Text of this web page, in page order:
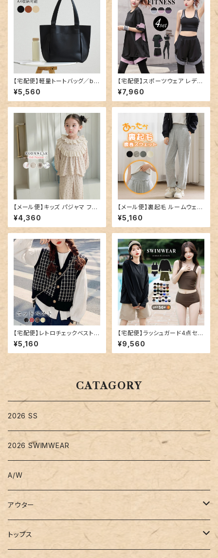
【宅配便】軽量トートバッグ／ba
g282
¥5,560
【宅配便】スポーツウェア レディ
ース 上下4点セット トレーニン
グウェア ランニングウェア／fitn
ess001
¥7,960
【メール便】キッズ パジャマ フリ
ル 長袖 女の子／roomwear2
62
¥4,360
【メール便】裏起毛 ルームウェア
腹巻 パンツ レディース／room
wear259
¥5,160
【宅配便】レトロチェックベスト／
tops1532
¥5,160
【宅配便】ラッシュガード4点セッ
トビキニ C／hys2861
¥9,560
CATAGORY
2026 SS
2026 SWIMWEAR
A/W
アウター
コート
トップス